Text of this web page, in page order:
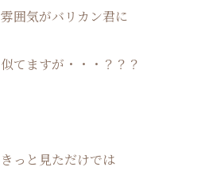
雰囲気がバリカン君に
似てますが・・・？？？
きっと見ただけでは